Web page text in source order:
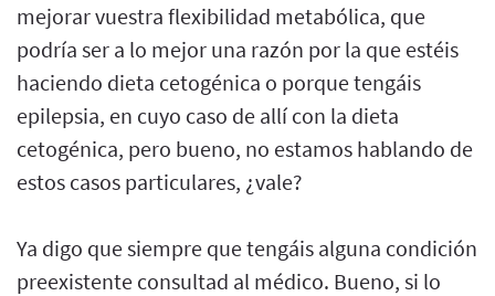
mejorar vuestra flexibilidad metabólica, que
podría ser a lo mejor una razón por la que estéis
haciendo dieta cetogénica o porque tengáis
epilepsia, en cuyo caso de allí con la dieta
cetogénica, pero bueno, no estamos hablando de
estos casos particulares, ¿vale?
Ya digo que siempre que tengáis alguna condición
preexistente consultad al médico. Bueno, si lo